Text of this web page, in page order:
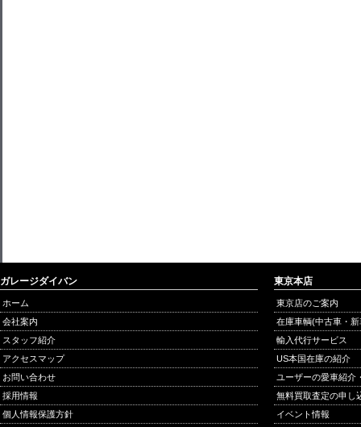
ガレージダイバン
ホーム
会社案内
スタッフ紹介
アクセスマップ
お問い合わせ
採用情報
個人情報保護方針
東京本店
東京店のご案内
在庫車輌(中古車・
輸入代行サービス
US本国在庫の紹介
ユーザーの愛車紹介
無料買取査定の申し
イベント情報